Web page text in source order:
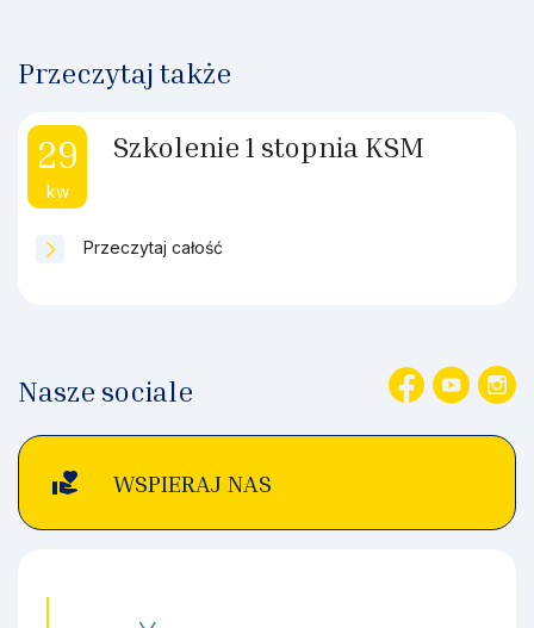
Nasze sociale
volunteer_activism WSPIERAJ NAS
Przeczytaj także
29
kw
Szkolenie 1 stopnia KSM
Przeczytaj całość